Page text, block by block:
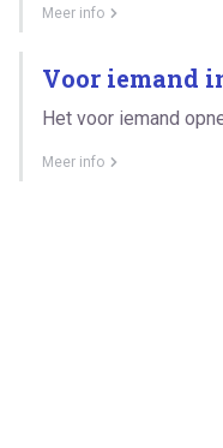
Meer info
Voor iemand
Het voor iemand
Meer info